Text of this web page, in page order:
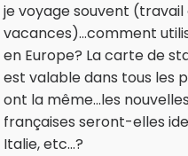
je voyage souvent (travail
vacances)...comment
en Europe? La carte de
est valable dans tous les
ont la même...les
françaises seront-elles
Italie, etc...?